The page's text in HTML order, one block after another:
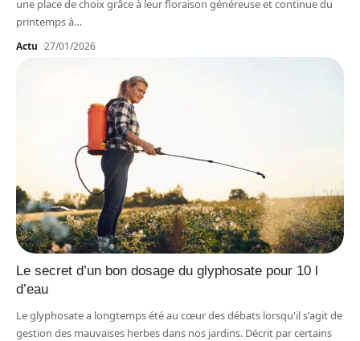
une place de choix grâce à leur floraison généreuse et continue du
printemps à…
Actu 27/01/2026
Le secret d’un bon dosage du glyphosate pour 10 l
d’eau
Le glyphosate a longtemps été au cœur des débats lorsqu'il s'agit de
gestion des mauvaises herbes dans nos jardins. Décrit par certains